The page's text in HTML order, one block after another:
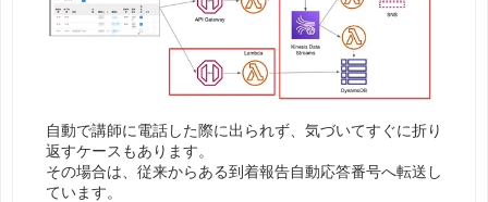
自動で講師に電話した際に出られず、気づいてすぐに折り
返すケースもあります。
その場合は、従来からある到着報告自動応答番号へ転送し
ています。